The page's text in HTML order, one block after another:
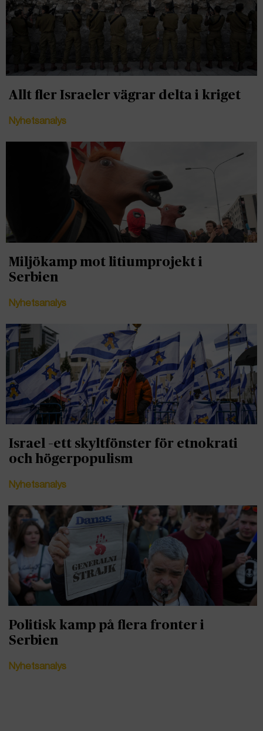
Allt fler Israeler vägrar delta i kriget
Nyhetsanalys
Miljökamp mot litiumprojekt i
Serbien
Nyhetsanalys
Israel –ett skyltfönster för etnokrati
och högerpopulism
Nyhetsanalys
Politisk kamp på flera fronter i
Serbien
Nyhetsanalys